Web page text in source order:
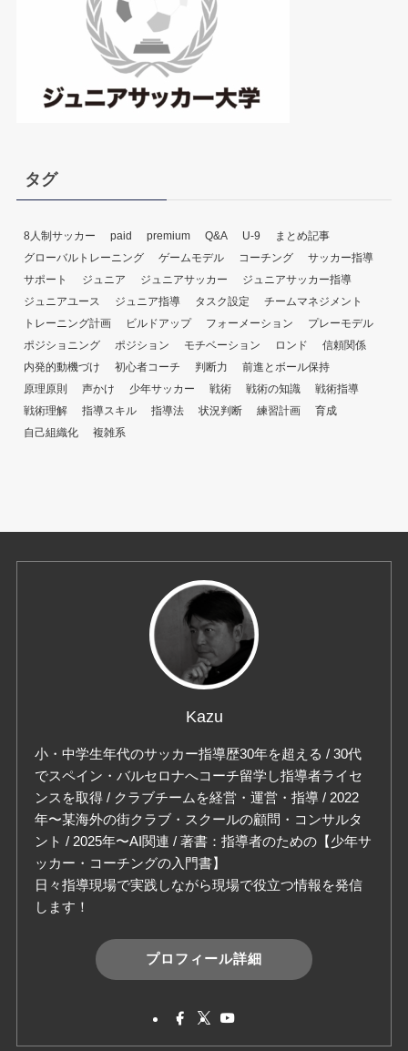
タグ
8人制サッカー paid premium Q&A U-9
まとめ記事
グローバルトレーニング
ゲームモデル コーチング
サッカー指導
サポート
ジュニア ジュニアサッカー
ジュニアサッカー指導
ジュニアユース
ジュニア指導 タスク設定
チームマネジメント
トレーニング計画
ビルドアップ フォーメーション
プレーモデル
ポジショニング
ポジション モチベーション ロンド
信頼関係
内発的動機づけ
初心者コーチ 判断力
前進とボール保持
原理原則
声かけ 少年サッカー 戦術 戦術の知識
戦術指導
戦術理解
指導スキル 指導法 状況判断 練習計画
育成
自己組織化
複雑系
Kazu
小・中学生年代のサッカー指導歴30年を超える / 30代
でスペイン・バルセロナへコーチ留学し指導者ライセ
ンスを取得 / クラブチームを経営・運営・指導 / 2022
年〜某海外の街クラブ・スクールの顧問・コンサルタ
ント / 2025年〜AI関連 / 著書：指導者のための【少年サ
ッカー・コーチングの入門書】
日々指導現場で実践しながら現場で役立つ情報を発信
します！
プロフィール詳細